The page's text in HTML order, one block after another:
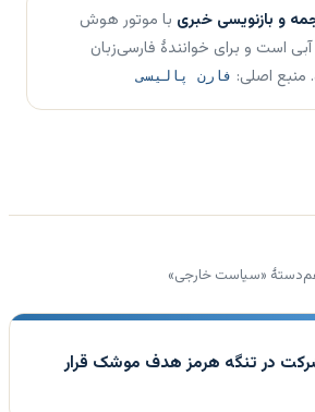
و بازنویسی خبری با موتور هوش
است و برای خوانندهٔ فارسی‌زبان
منبع اصلی: فارن پالیسی
«سیاست خارجی»
در تنگه هرمز هدف موشک قرار